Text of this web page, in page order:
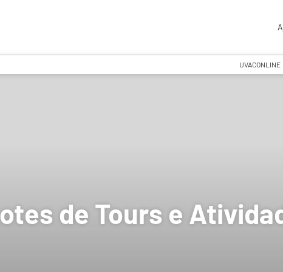
UVACONLINE
de Tours e